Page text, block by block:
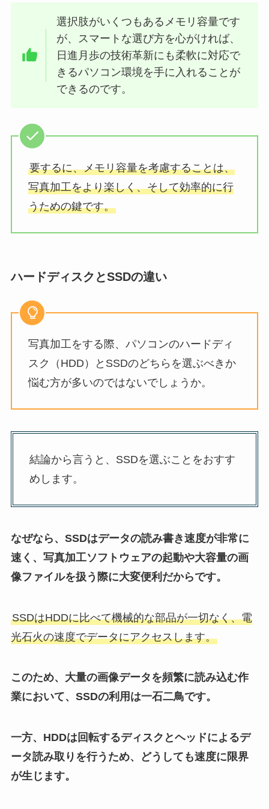
選択肢がいくつもあるメモリ容量です
が、スマートな選び方を心がければ、
日進月歩の技術革新にも柔軟に対応で
きるパソコン環境を手に入れることが
できるのです。
要するに、メモリ容量を考慮することは、
写真加工をより楽しく、そして効率的に行
うための鍵です。
ハードディスクとSSDの違い
写真加工をする際、パソコンのハードディ
スク（HDD）とSSDのどちらを選ぶべきか
悩む方が多いのではないでしょうか。
結論から言うと、SSDを選ぶことをおすす
めします。
なぜなら、SSDはデータの読み書き速度が非常に
速く、写真加工ソフトウェアの起動や大容量の画
像ファイルを扱う際に大変便利だからです。
SSDはHDDに比べて機械的な部品が一切なく、電
光石火の速度でデータにアクセスします。
このため、大量の画像データを頻繁に読み込む作
業において、SSDの利用は一石二鳥です。
一方、HDDは回転するディスクとヘッドによるデ
ータ読み取りを行うため、どうしても速度に限界
が生じます。